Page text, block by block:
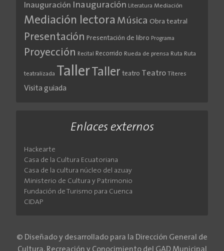
Inauguración Inauguración Literatura Mediación
Mediación lectora Música Obra teatral
Presentación Presentación de libro Programa
Proyección Recital Recorrido Rueda de prensa Ruta Ruta
teatralizada Taller Taller teatro Teatro Títeres
Visita guiada
Enlaces externos
Hackearte
Casa de la Cultura Ecuatoriana
Casa de la cultura núcleo del azuay
Ministerio de Cultura y Patrimonio
Fundación de Turismo para Cuenca
CIDAP
© Diseñado y desarrollado para la Dirección General de